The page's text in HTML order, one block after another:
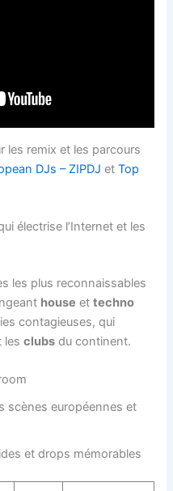
les remix et les parcours
DJs – ZIPDJ etTop
électrise l’Internet et les
les plus reconnaissables
house ettechno
contagieuses, qui
lesclubs du continent.
scènes européennes et
et drops mémorables